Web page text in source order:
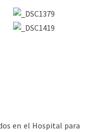
en el Hospital para